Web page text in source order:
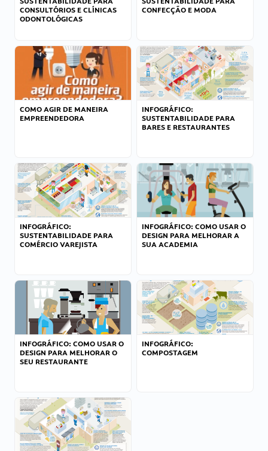
CONSULTÓRIOS E CLÍNICAS
ODONTOLÓGICAS
CONFECÇÃO E MODA
COMO AGIR DE MANEIRA
EMPREENDEDORA
INFOGRÁFICO:
SUSTENTABILIDADE PARA
BARES E RESTAURANTES
INFOGRÁFICO:
SUSTENTABILIDADE PARA
COMÉRCIO VAREJISTA
INFOGRÁFICO: COMO USAR O
DESIGN PARA MELHORAR A
SUA ACADEMIA
INFOGRÁFICO: COMO USAR O
DESIGN PARA MELHORAR O
SEU RESTAURANTE
INFOGRÁFICO:
COMPOSTAGEM